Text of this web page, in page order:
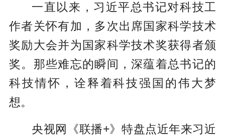
一直以来，习近平总书记对科技工
作者关怀有加，多次出席国家科学技术
奖励大会并为国家科学技术奖获得者颁
奖。那些难忘的瞬间，深蕴着总书记的
科技情怀，诠释着科技强国的伟大梦
想。
央视网《联播+》特盘点近年来习近